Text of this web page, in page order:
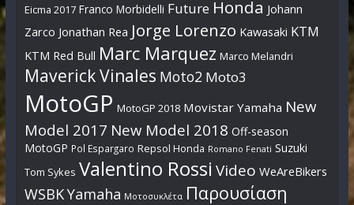
Eicma 2017 Franco Morbidelli Future Honda Johann
Zarco Jonathan Rea Jorge Lorenzo Kawasaki KTM
KTM Red Bull Marc Marquez Marco Melandri
Maverick Vinales Moto2 Moto3
MotoGP MotoGP 2018 Movistar Yamaha New
Model 2017 New Model 2018 Off-season
MotoGP Pol Espargaro Repsol Honda Romano Fenati Suzuki
Tom Sykes Valentino Rossi Video WeAreBikers
WSBKYamaha Μοτοσυκλέτα Παρουσίαση